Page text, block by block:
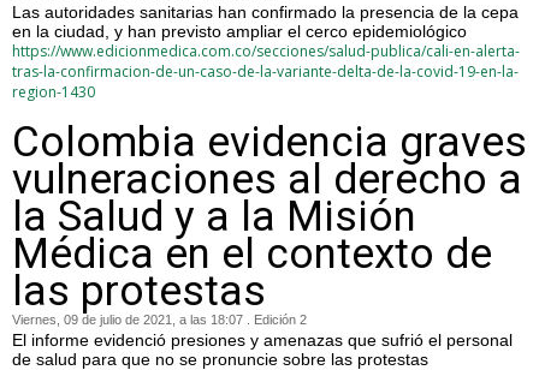
Las autoridades sanitarias han confirmado la presencia de la cepa
en la ciudad, y han previsto ampliar el cerco epidemiológico
https://www.edicionmedica.com.co/secciones/salud-publica/cali-en-alerta-
tras-la-confirmacion-de-un-caso-de-la-variante-delta-de-la-covid-19-en-la-
region-1430
Colombia evidencia graves
vulneraciones al derecho a
la Salud y a la Misión
Médica en el contexto de
las protestas
Viernes, 09 de julio de 2021, a las 18:07 . Edición 2
El informe evidenció presiones y amenazas que sufrió el personal
de salud para que no se pronuncie sobre las protestas